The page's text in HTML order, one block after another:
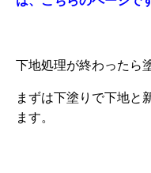
下地処理が終わったら
まずは下塗りで下地と
ます。